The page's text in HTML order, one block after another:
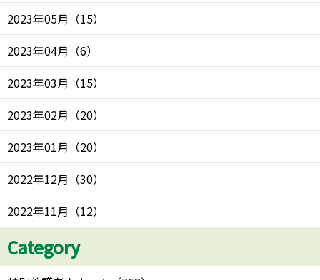
2023年05月 （15）
2023年04月 （6）
2023年03月 （15）
2023年02月 （20）
2023年01月 （20）
2022年12月 （30）
2022年11月 （12）
Category